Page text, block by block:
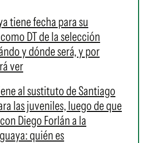
tiene fecha para su
DT de la selección
y dónde será, y por
ver
al sustituto de Santiago
las juveniles, luego de que
Diego Forlán a la
quién es